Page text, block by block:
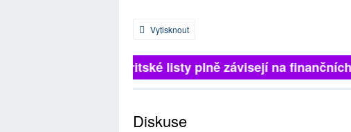
Vytisknout
Britské listy plně závisejí na finančních
Diskuse